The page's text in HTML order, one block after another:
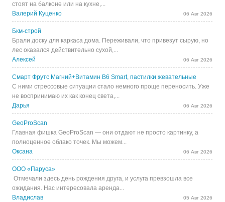
стоят на балконе или на кухне,...
Валерий Куценко
06 Авг 2026
Бкм-строй
Брали доску для каркаса дома. Переживали, что привезут сырую, но
лес оказался действительно сухой,...
Алексей
06 Авг 2026
Смарт Фрутс Магний+Витамин В6 Smart, пастилки жевательные
С ними стрессовые ситуации стало немного проще переносить. Уже
не воспринимаю их как конец света,...
Дарья
06 Авг 2026
GeoProScan
Главная фишка GeoProScan — они отдают не просто картинку, а
полноценное облако точек. Мы можем...
Оксана
06 Авг 2026
ООО «Паруса»
Отмечали здесь день рождения друга, и услуга превзошла все
ожидания. Нас интересовала аренда...
Владислав
05 Авг 2026